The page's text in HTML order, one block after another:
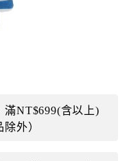
滿NT$699(含以上)
外）